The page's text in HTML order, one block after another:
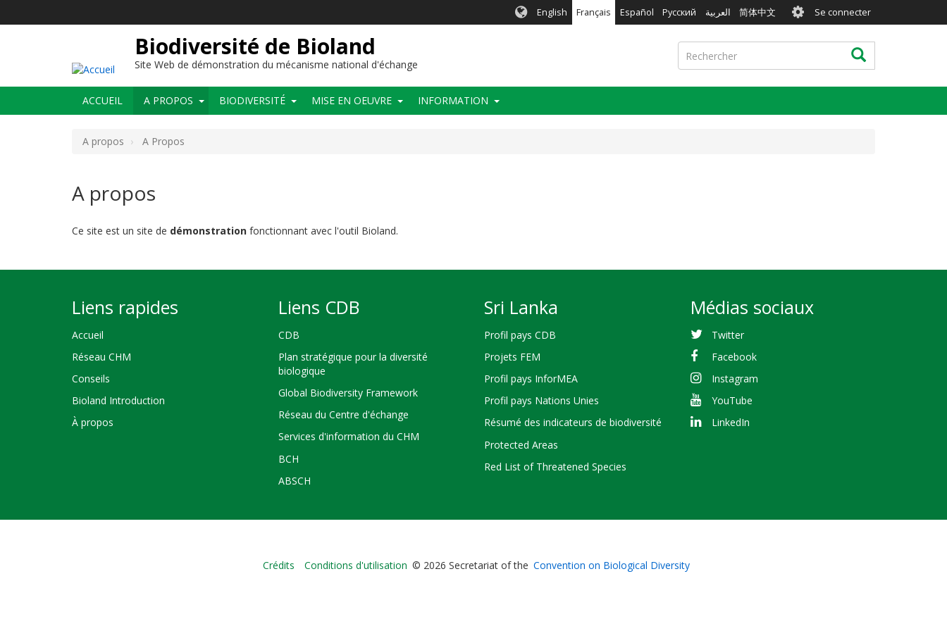
English Français Español Русский العربية 简体中文 User
account
menu
Se connecter
Biodiversité de Bioland
Site Web de démonstration du mécanisme national d'échange
Rechercher Rechercher
Main
navigation
ACCUEIL A PROPOS BIODIVERSITÉ MISE EN OEUVRE INFORMATION
A propos A Propos
A propos
Ce site est un site de démonstration fonctionnant avec l'outil Bioland.
Liens rapides
Accueil
Réseau CHM
Conseils
Bioland Introduction
À propos
Liens CDB
CDB
Plan stratégique pour la diversité
biologique
Global Biodiversity Framework
Réseau du Centre d'échange
Services d'information du CHM
BCH
ABSCH
Sri Lanka
Profil pays CDB
Projets FEM
Profil pays InforMEA
Profil pays Nations Unies
Résumé des indicateurs de biodiversité
Protected Areas
Red List of Threatened Species
Médias sociaux
Twitter
Facebook
Instagram
YouTube
LinkedIn
Bioland
Crédits Conditions d'utilisation © 2026 Secretariat of the Convention on Biological Diversity